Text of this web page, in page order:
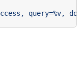
query=%v,